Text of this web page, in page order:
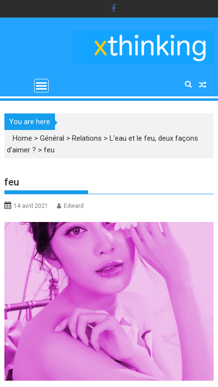
to
You are here
Home >Général >Relations >L'eau et le feu, deux façons
d'aimer ? >feu
feu
14 avril 2021 Edward